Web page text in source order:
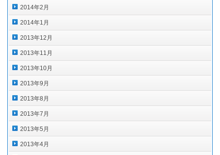
2014年2月
2014年1月
2013年12月
2013年11月
2013年10月
2013年9月
2013年8月
2013年7月
2013年5月
2013年4月